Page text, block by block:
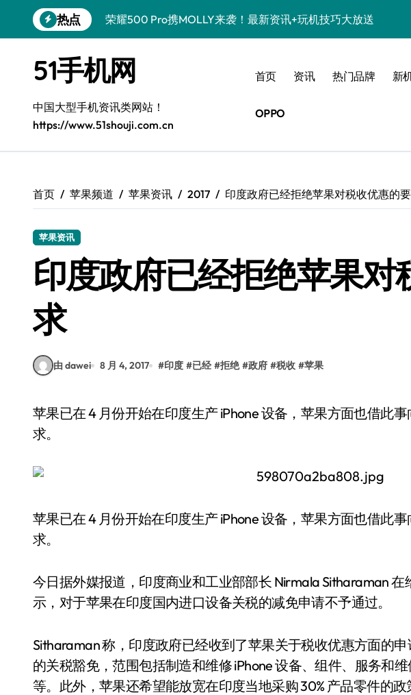
到
热点
荣耀500 Pro携MOLLY来袭！最新资讯+玩机技巧大放送
OPPO Find X9 Pro亮点大揭秘，实用技巧一网打尽！
vivo S50 Pro mini来袭！小屏旗舰，亮点多多速来瞧！
REDMI K90深度揭秘！超强配置亮点，速来一睹为快！
荣耀ROBOT PHONE，智掌生活，资讯随行一手握！
华为nova 15 Ultra新功能解锁，限时优惠速抢不容错过！
荣耀WIN资讯秒速达，手机管家助你快人一步领风骚！
51手机网
中国大型手机资讯类网站！
https://www.51shouji.com.cn
首页 资讯 热门品牌 新
OPPO
首页 苹果频道 苹果资讯 2017 印度政府已经拒绝苹果对税收优惠的
苹果资讯
印度政府已经拒绝苹果对
求
由 dawei 8 月 4, 2017 #印度 #已经 #拒绝 #政府 #税收 #苹果
苹果已在 4 月份开始在印度生产 iPhone 设备，苹果方面也借此事向印度政府提出了一系列的要
求。
苹果已在 4 月份开始在印度生产 iPhone 设备，苹果方面也借此
求。
今日据外媒报道，印度商业和工业部部长 Nirmala Sitharaman
示，对于苹果在印度国内进口设备关税的减免申请不予通过。
Sitharaman 称，印度政府已经收到了苹果关于税收优惠方面的
的关税豁免，范围包括制造和维修 iPhone 设备、组件、服务和
等。此外，苹果还希望能放宽在印度当地采购 30% 产品零件的